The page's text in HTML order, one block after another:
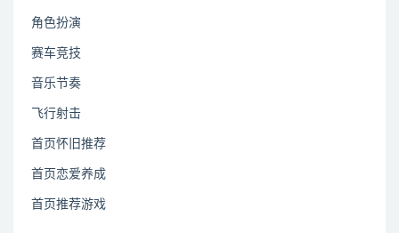
角色扮演
赛车竞技
音乐节奏
飞行射击
首页怀旧推荐
首页恋爱养成
首页推荐游戏